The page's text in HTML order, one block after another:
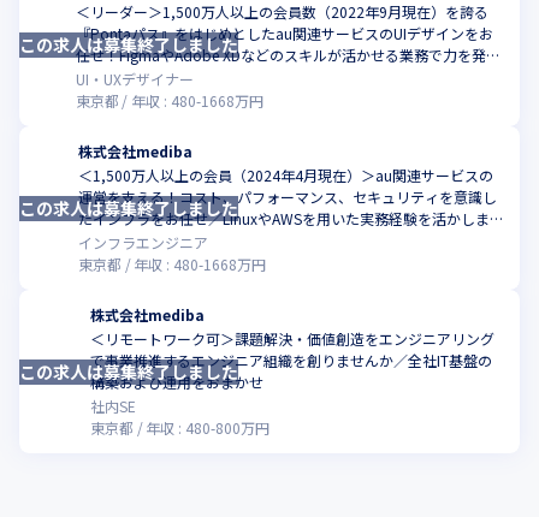
＜リーダー＞1,500万人以上の会員数（2022年9月現在）を誇る
『Pontaパス』をはじめとしたau関連サービスのUIデザインをお
任せ！FigmaやAdobe XDなどのスキルが活かせる業務で力を発揮
してくれませんか
UI・UXデザイナー
東京都
年収 : 480-1668万円
この求人は募集終了しました
株式会社mediba
＜1,500万人以上の会員（2024年4月現在）＞au関連サービスの
運営を支える！コスト、パフォーマンス、セキュリティを意識し
たインフラをお任せ／LinuxやAWSを用いた実務経験を活かしませ
んか
インフラエンジニア
東京都
年収 : 480-1668万円
この求人は募集終了しました
株式会社mediba
＜リモートワーク可＞課題解決・価値創造をエンジニアリング
で事業推進するエンジニア組織を創りませんか／全社IT基盤の
構築および運用をおまかせ
社内SE
東京都
年収 : 480-800万円
この求人は募集終了しました